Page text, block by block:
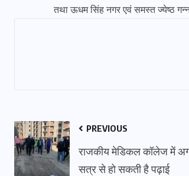
तथा ऊधम सिंह नगर एवं समस्त ज्येष्ठ
PREVIOUS
राजकीय मेडिकल कॉलेज में
सत्र से हो सकती है पढ़ाई